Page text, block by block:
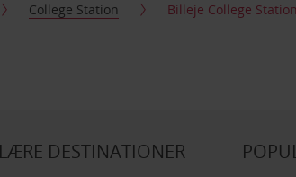
College Station Billeje College
DESTINATIONER